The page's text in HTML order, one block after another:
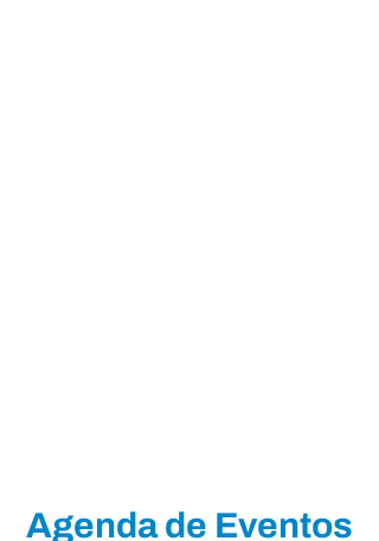
Agenda de Eventos